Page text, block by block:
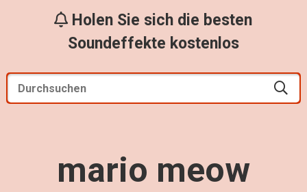
Holen Sie sich die besten
Soundeffekte kostenlos
mario meow